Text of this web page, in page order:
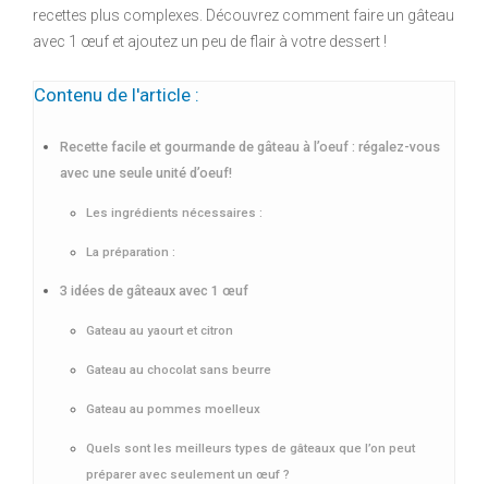
recettes plus complexes. Découvrez comment faire un gâteau
avec 1 œuf et ajoutez un peu de flair à votre dessert !
Contenu de l'article :
Recette facile et gourmande de gâteau à l’oeuf : régalez-vous
avec une seule unité d’oeuf!
Les ingrédients nécessaires :
La préparation :
3 idées de gâteaux avec 1 œuf
Gateau au yaourt et citron
Gateau au chocolat sans beurre
Gateau au pommes moelleux
Quels sont les meilleurs types de gâteaux que l’on peut
préparer avec seulement un œuf ?